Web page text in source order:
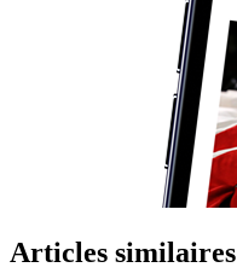
Articles similaires